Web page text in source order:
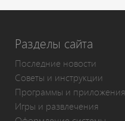
Разделы сайта
Последние новости
Советы и инструкции
Программы и приложения
Игры и развлечения